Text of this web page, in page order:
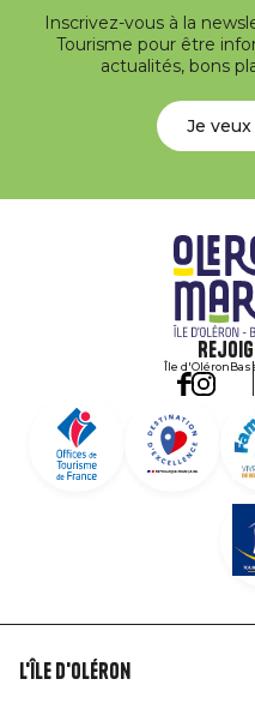
Inscrivez-vous à la
Tourisme pour être
actualités, bons
Je
Île d'Oléron
Liens
L'île d'Oléron